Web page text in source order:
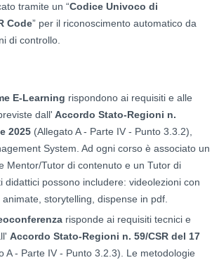
tramite un “Codice Univoco di
Code” per il riconoscimento automatico da
di controllo.
E-Learning rispondono ai requisiti e alle
dall' Accordo Stato-Regioni n.
2025 (Allegato A - Parte IV - Punto 3.3.2),
System. Ad ogni corso è associato un
Mentor/Tutor di contenuto e un Tutor di
didattici possono includere: videolezioni con
storytelling, dispense in pdf.
risponde ai requisiti tecnici e
Accordo Stato-Regioni n. 59/CSR del 17
A - Parte IV - Punto 3.2.3). Le metodologie